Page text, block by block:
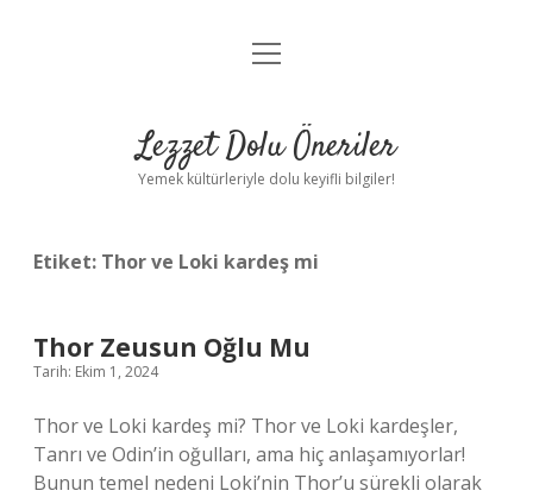
Anasayfa
Yasal Uyarı
menüyü
Lezzet Dolu Öneriler
Yemek kültürleriyle dolu keyifli bilgiler!
Etiket: Thor ve Loki kardeş mi
Thor Zeusun Oğlu Mu
Tarih: Ekim 1, 2024
Thor ve Loki kardeş mi? Thor ve Loki kardeşler,
Tanrı ve Odin’in oğulları, ama hiç anlaşamıyorlar!
Bunun temel nedeni Loki’nin Thor’u sürekli olarak